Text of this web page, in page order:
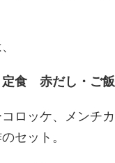
定食 赤だし・ご
ロッケ、メンチ
セット。